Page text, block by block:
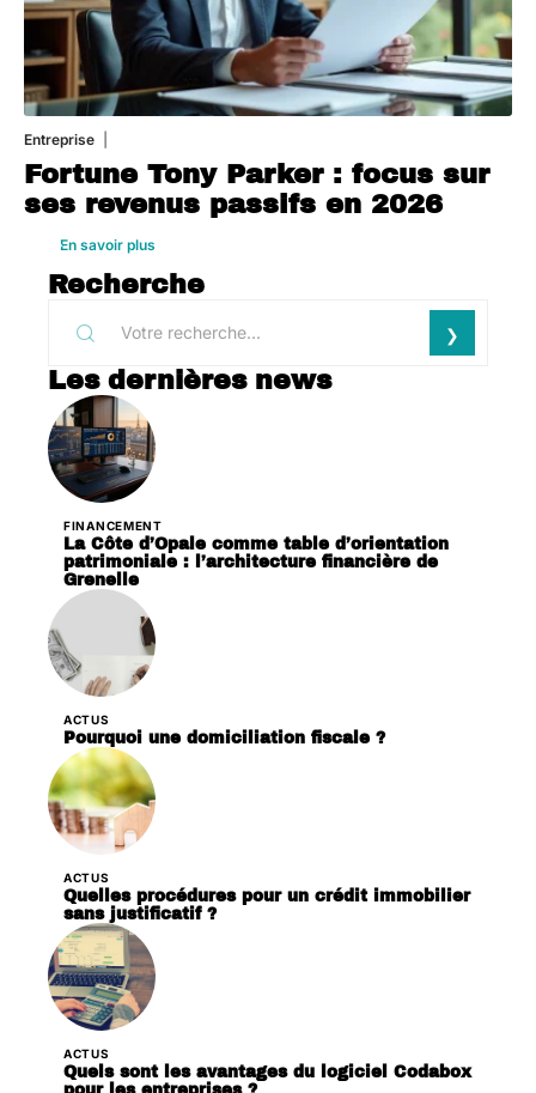
Entreprise
Fortune Tony Parker : focus sur
ses revenus passifs en 2026
En savoir plus
Recherche
Les dernières news
FINANCEMENT
La Côte d’Opale comme table d’orientation
patrimoniale : l’architecture financière de
Grenelle
ACTUS
Pourquoi une domiciliation fiscale ?
ACTUS
Quelles procédures pour un crédit immobilier
sans justificatif ?
ACTUS
Quels sont les avantages du logiciel Codabox